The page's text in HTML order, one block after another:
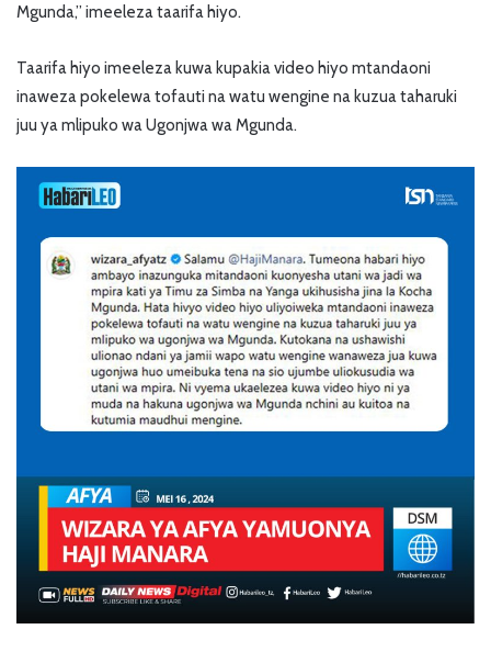
Mgunda,” imeeleza taarifa hiyo.
Taarifa hiyo imeeleza kuwa kupakia video hiyo mtandaoni
inaweza pokelewa tofauti na watu wengine na kuzua taharuki
juu ya mlipuko wa Ugonjwa wa Mgunda.